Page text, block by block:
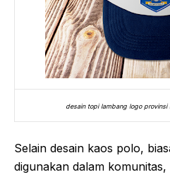
desain topi lambang logo
Selain desain kaos polo,
digunakan dalam